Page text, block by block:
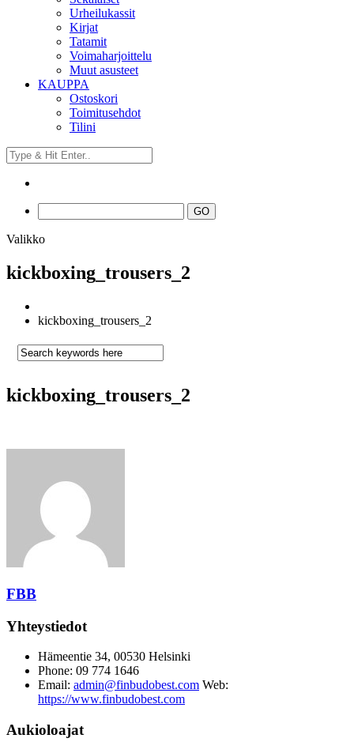
Urheilukassit
Kirjat
Tatamit
Voimaharjoittelu
Muut asusteet
KAUPPA
Ostoskori
Toimitusehdot
Tilini
Valikko
kickboxing_trousers_2
kickboxing_trousers_2
kickboxing_trousers_2
FBB
Yhteystiedot
Hämeentie 34, 00530 Helsinki
Phone: 09 774 1646
Email: admin@finbudobest.com Web:
https://www.finbudobest.com
Aukioloajat